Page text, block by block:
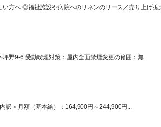
方へ ◎福祉施設や病院へのリネンのリース／売り上げ拡
野9‐6 受動喫煙対策：屋内全面禁煙変更の範囲：無
訳＞月額（基本給）：164,900円～244,900円...